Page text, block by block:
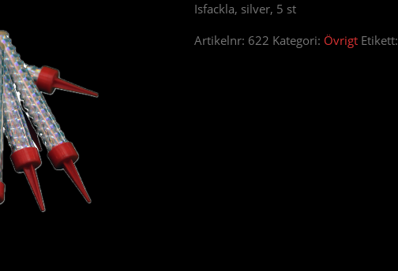
Isfackla, silver, 5 st
Artikelnr: 622 Kategori: Övrigt Etikett: